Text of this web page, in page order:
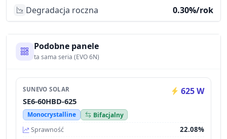
Degradacja roczna
0.30%/rok
Podobne panele
ta sama seria (EVO 6N)
SUNEVO SOLAR 625 W
SE6-60HBD-625
Monocrystalline
Bifacjalny
Sprawność
22.08%